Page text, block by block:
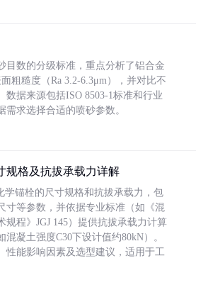
目数的分级标准，重点分析了铝合金
粗糙度（Ra 3.2-6.3μm），并对比不
数据来源包括ISO 8503-1标准和行业
需求选择合适的喷砂参数。
规格及抗拔承载力详解
学锚栓的尺寸规格和抗拔承载力，包
寸等参数，并依据专业标准（如《混
规程》JGJ 145）提供抗拔承载力计算
凝土强度C30下设计值约80kN）。
性能影响因素及选型建议，适用于工